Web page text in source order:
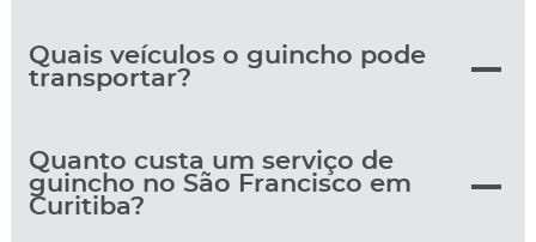
Quais veículos o guincho pode
transportar?
Quanto custa um serviço de
guincho no São Francisco em
Curitiba?